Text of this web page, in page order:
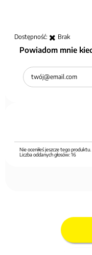
Dostępność: Brak
Powiadom mnie
Nie oceniłeś jeszcze tego produktu.
Liczba oddanych głosów:16